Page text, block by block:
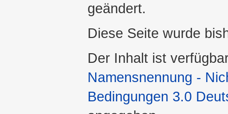
geändert.
Diese Seite wurde
Der Inhalt ist
Namensnennung -
Bedingungen 3.0